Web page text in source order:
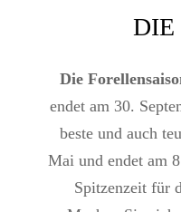
DIE
Die
endet am 30.
beste und auch
Mai und endet am
Spitzenzeit für